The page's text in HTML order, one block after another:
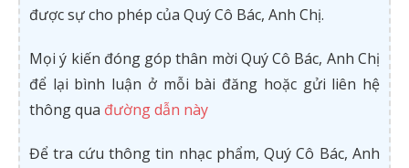
được sự cho phép của Quý Cô Bác, Anh Chị.
Mọi ý kiến đóng góp thân mời Quý Cô Bác, Anh Chị
để lại bình luận ở mỗi bài đăng hoặc gửi liên hệ
thông qua đường dẫn này
Để tra cứu thông tin nhạc phẩm, Quý Cô Bác, Anh